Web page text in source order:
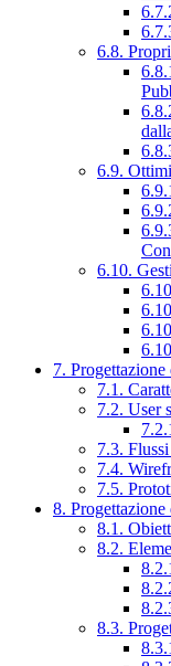
6.8.
6.9.
6.10.
7. Progettazione
7.1.
7.2. User
7.3.
7.4.
7.5.
8. Progettazione
8.1.
8.2.
8.3.